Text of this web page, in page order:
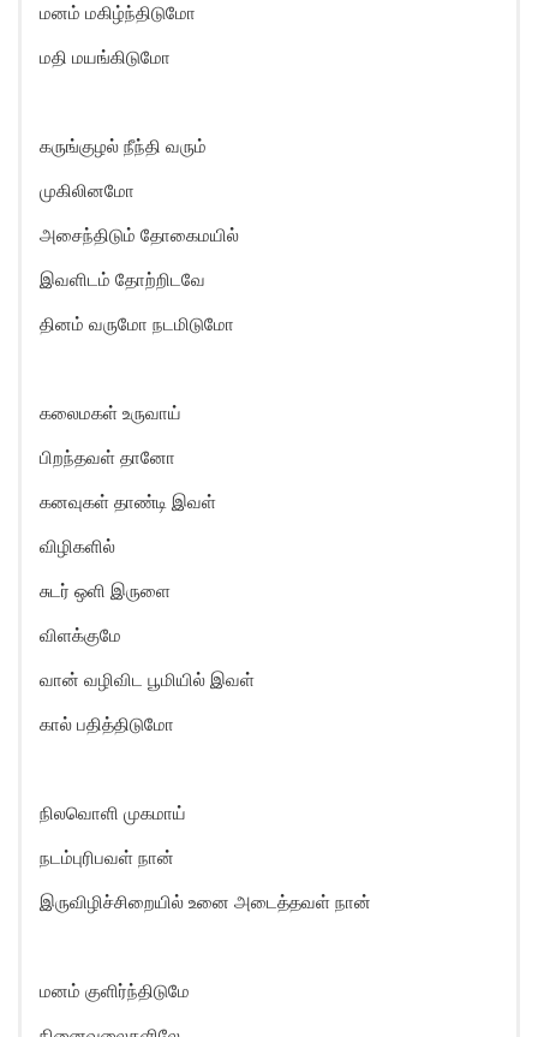
மனம் மகிழ்ந்திடுமோ
மதி மயங்கிடுமோ
கருங்குழல் நீந்தி வரும்
முகிலினமோ
அசைந்திடும் தோகைமயில்
இவளிடம் தோற்றிடவே
தினம் வருமோ நடமிடுமோ
கலைமகள் உருவாய்
பிறந்தவள் தானோ
கனவுகள் தாண்டி இவள்
விழிகளில்
சுடர் ஒளி இருளை
விளக்குமே
வான் வழிவிட பூமியில் இவள்
கால் பதித்திடுமோ
நிலவொளி முகமாய்
நடம்புரிபவள் நான்
இருவிழிச்சிறையில் உனை அடைத்தவள் நான்
மனம் குளிர்ந்திடுமே